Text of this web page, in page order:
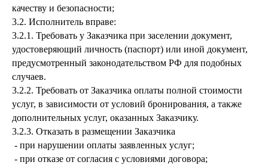
качеству и безопасности;
3.2. Исполнитель вправе:
3.2.1. Требовать у Заказчика при заселении документ,
удостоверяющий личность (паспорт) или иной документ,
предусмотренный законодательством РФ для подобных
случаев.
3.2.2. Требовать от Заказчика оплаты полной стоимости
услуг, в зависимости от условий бронирования, а также
дополнительных услуг, оказанных Заказчику.
3.2.3. Отказать в размещении Заказчика
- при нарушении оплаты заявленных услуг;
- при отказе от согласия с условиями договора;